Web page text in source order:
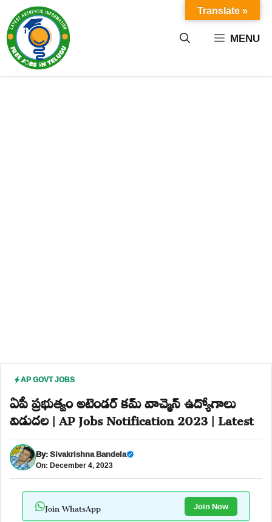
content MENU
AP GOVT JOBS
ఏపీ ప్రభుత్వం అటెండర్ కమ్ వాచ్మెన్ ఉద్యోగాలు
విడుదల | AP Jobs Notification 2023 | Latest
By:Sivakrishna Bandela
On: December 4, 2023
Join WhatsApp Join Now
Translate »